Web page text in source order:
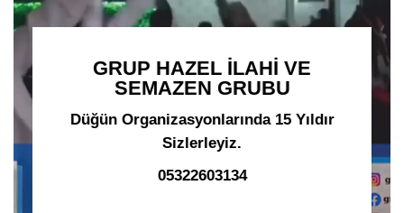
GRUP HAZEL İLAHİ VE
SEMAZEN GRUBU
Düğün Organizasyonlarında 15 Yıldır
Sizlerleyiz.
05322603134